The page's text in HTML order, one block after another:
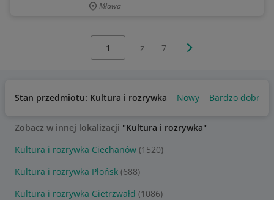
Mława
z 7 Następna strona
Stan przedmiotu: Kultura i rozrywka Nowy Bardzo dobry
Zobacz w innej lokalizacji "Kultura i rozrywka"
Kultura i rozrywka Ciechanów (1520)
Kultura i rozrywka Płońsk (688)
Kultura i rozrywka Gietrzwałd (1086)